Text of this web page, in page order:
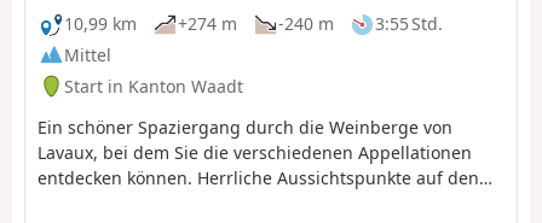
10,99 km
+274 m -240 m
3:55 Std.
Mittel
Start in Kanton Waadt
Ein schöner Spaziergang durch die Weinberge von
Lavaux, bei dem Sie die verschiedenen Appellationen
entdecken können. Herrliche Aussichtspunkte auf den